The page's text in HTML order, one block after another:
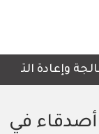
أصدقاء في